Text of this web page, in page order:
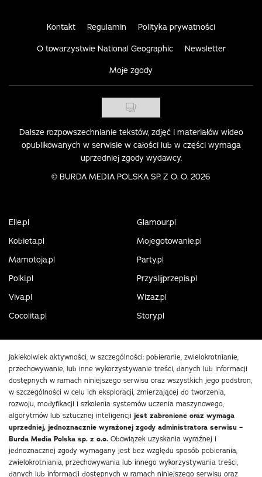
Kontakt Regulamin Polityka prywatności
O towarzystwie National Geographic Newsletter
Moje zgody
Dalsze rozpowszechnianie tekstów, zdjęć i materiałów wideo
opublikowanych w serwisie w całości lub w części wymaga
uprzedniej zgody wydawcy.
© BURDA MEDIA POLSKA SP. Z O. O. 2026
Elle.pl
Glamour.pl
Kobieta.pl
Mojegotowanie.pl
Mamotoja.pl
Party.pl
Polki.pl
Przyslijprzepis.pl
Viva.pl
Wizaz.pl
Cocolita.pl
Story.pl
Jakiekolwiek aktywności, w szczególności: pobieranie, zwielokrotnianie,
przechowywanie, lub inne wykorzystywanie treści, danych lub informacji
dostępnych w ramach niniejszego serwisu oraz wszystkich jego podstron,
w szczególności w celu ich eksploracji, zmierzającej do tworzenia,
rozwoju, modyfikacji i szkolenia systemów uczenia maszynowego,
algorytmów lub sztucznej inteligencji jest zabronione oraz wymaga
uprzedniej, jednoznacznie wyrażonej zgody administratora serwisu –
Burda Media Polska sp. z o.o. Obowiązek uzyskania wyraźnej i
jednoznacznej zgody wymagany jest bez względu sposób pobierania,
zwielokrotniania, przechowywania lub innego wykorzystywania treści,
danych lub informacji dostępnych w ramach niniejszego serwisu oraz